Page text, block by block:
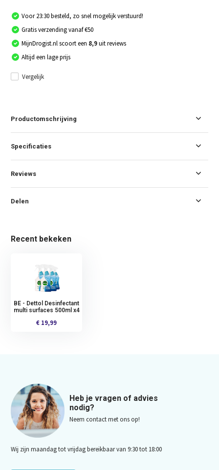
Voor 23:30 besteld, zo snel mogelijk verstuurd!
Gratis verzending vanaf €50
MijnDrogist.nl scoort een 8,9uit reviews
Altijd een lage prijs
Vergelijk
Productomschrijving
Specificaties
Reviews
Delen
Recent bekeken
BE - Dettol Desinfectant
multi surfaces 500ml x4
€ 19,99
Heb je vragen of advies
nodig?
Neem contact met ons op!
Wij zijn maandag tot vrijdag bereikbaar van 9:30 tot 18:00